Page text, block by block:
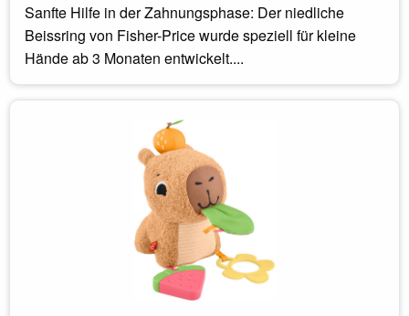
Sanfte Hilfe in der Zahnungsphase: Der niedliche
Beissring von Fisher-Price wurde speziell für kleine
Hände ab 3 Monaten entwickelt....